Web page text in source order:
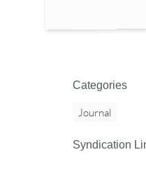
Categories
Journal
Syndication